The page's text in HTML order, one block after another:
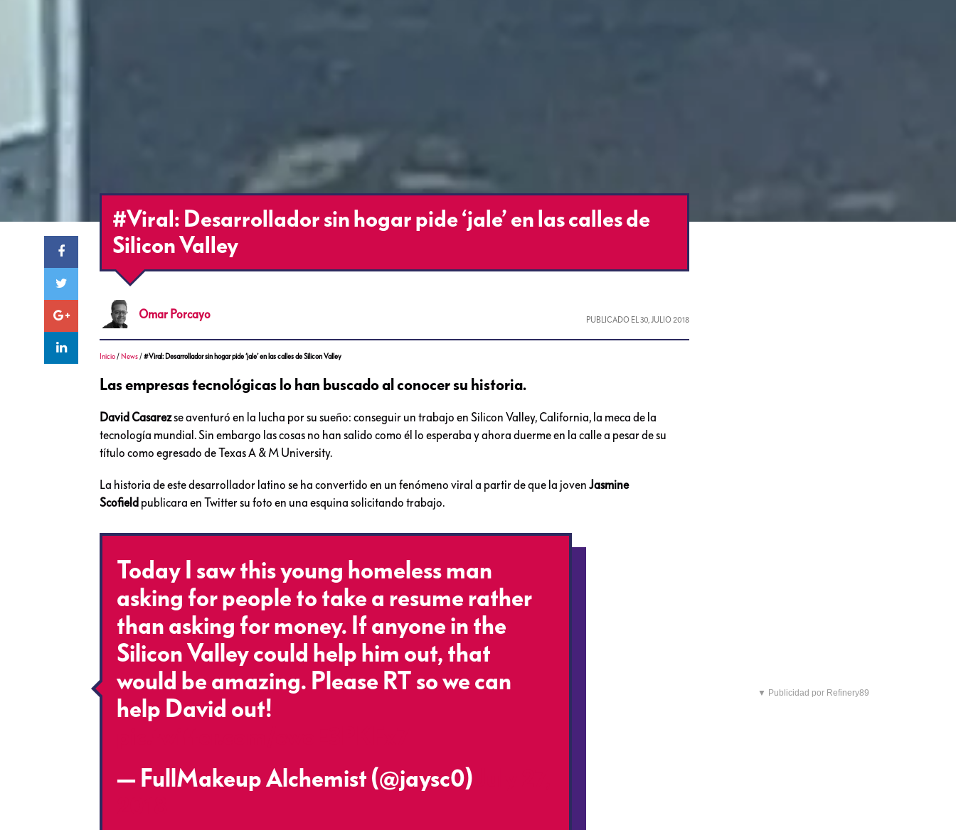
#Viral: Desarrollador sin hogar pide ‘jale’ en las calles de
Silicon Valley
Omar Porcayo PUBLICADO EL30, JULIO 2018
Inicio / News /#Viral: Desarrollador sin hogar pide ‘jale’ en las calles de Silicon Valley
Las empresas tecnológicas lo han buscado al conocer su historia.
David Casarezse aventuró en la lucha por su sueño: conseguir un trabajo en Silicon Valley, California, la meca de la
tecnología mundial. Sin embargo las cosas no han salido como él lo esperaba y ahora duerme en la calle a pesar de su
título como egresado de Texas A & M University.
La historia de este desarrollador latino se ha convertido en un fenómeno viral a partir de que la jovenJasmine
Scofield publicara en Twitter su foto en una esquina solicitando trabajo.
Today I saw this young homeless man
asking for people to take a resume rather
than asking for money. If anyone in the
Silicon Valley could help him out, that
would be amazing. Please RT so we can
help David out!
— FullMakeup Alchemist (@jaysc0)
▼ Publicidad por Refinery89